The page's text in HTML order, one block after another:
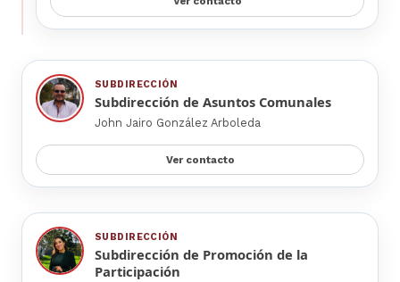
SUBDIRECCIÓN
Subdirección de Asuntos Comunales
John Jairo González Arboleda
Ver contacto
SUBDIRECCIÓN
Subdirección de Promoción de la
Participación